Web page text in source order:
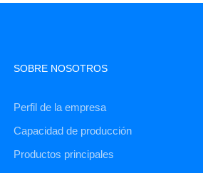
SOBRE NOSOTROS
Perfil de la empresa
Capacidad de producción
Productos principales